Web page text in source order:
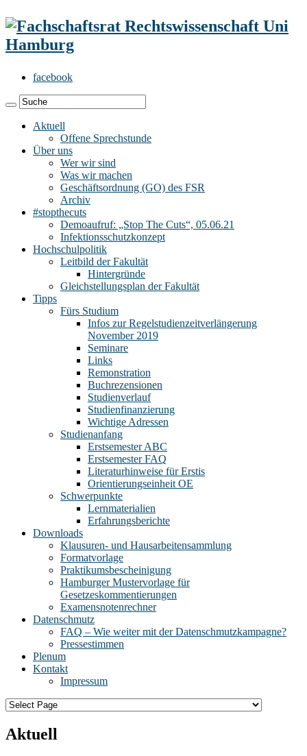
facebook
Aktuell
Offene Sprechstunde
Über uns
Wer wir sind
Was wir machen
Geschäftsordnung (GO) des FSR
Archiv
#stopthecuts
Demoaufruf: „Stop The Cuts“, 05.06.21
Infektionsschutzkonzept
Hochschulpolitik
Leitbild der Fakultät
Hintergründe
Gleichstellungsplan der Fakultät
Tipps
Fürs Studium
Infos zur Regelstudienzeitverlängerung
November 2019
Seminare
Links
Remonstration
Buchrezensionen
Studienverlauf
Studienfinanzierung
Wichtige Adressen
Studienanfang
Erstsemester ABC
Erstsemester FAQ
Literaturhinweise für Erstis
Orientierungseinheit OE
Schwerpunkte
Lernmaterialien
Erfahrungsberichte
Downloads
Klausuren- und Hausarbeitensammlung
Formatvorlage
Praktikumsbescheinigung
Hamburger Mustervorlage für
Gesetzeskommentierungen
Examensnotenrechner
Datenschmutz
FAQ – Wie weiter mit der Datenschmutzkampagne?
Pressestimmen
Plenum
Kontakt
Impressum
Aktuell